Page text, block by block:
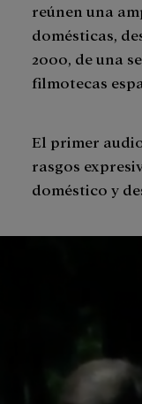
reúnen una
domésticas,
2000, de una
filmotecas
El primer
rasgos
doméstico y